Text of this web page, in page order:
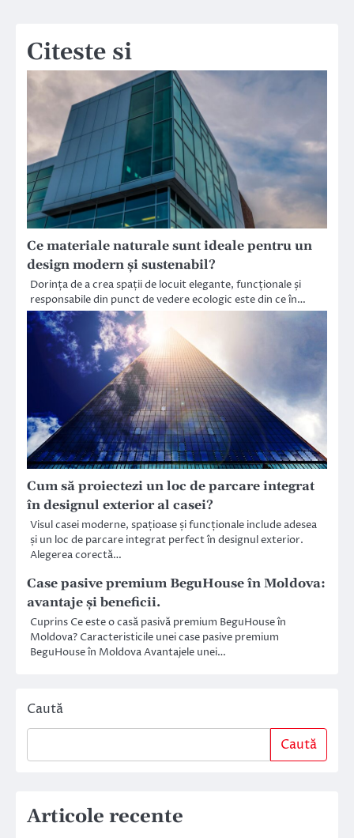
Citeste si
Ce materiale naturale sunt ideale pentru un
design modern și sustenabil?
Dorința de a crea spații de locuit elegante, funcționale și
responsabile din punct de vedere ecologic este din ce în…
Cum să proiectezi un loc de parcare integrat
în designul exterior al casei?
Visul casei moderne, spațioase și funcționale include adesea
și un loc de parcare integrat perfect în designul exterior.
Alegerea corectă…
Case pasive premium BeguHouse în Moldova:
avantaje și beneficii.
Cuprins Ce este o casă pasivă premium BeguHouse în
Moldova? Caracteristicile unei case pasive premium
BeguHouse în Moldova Avantajele unei…
Caută
Caută
Articole recente